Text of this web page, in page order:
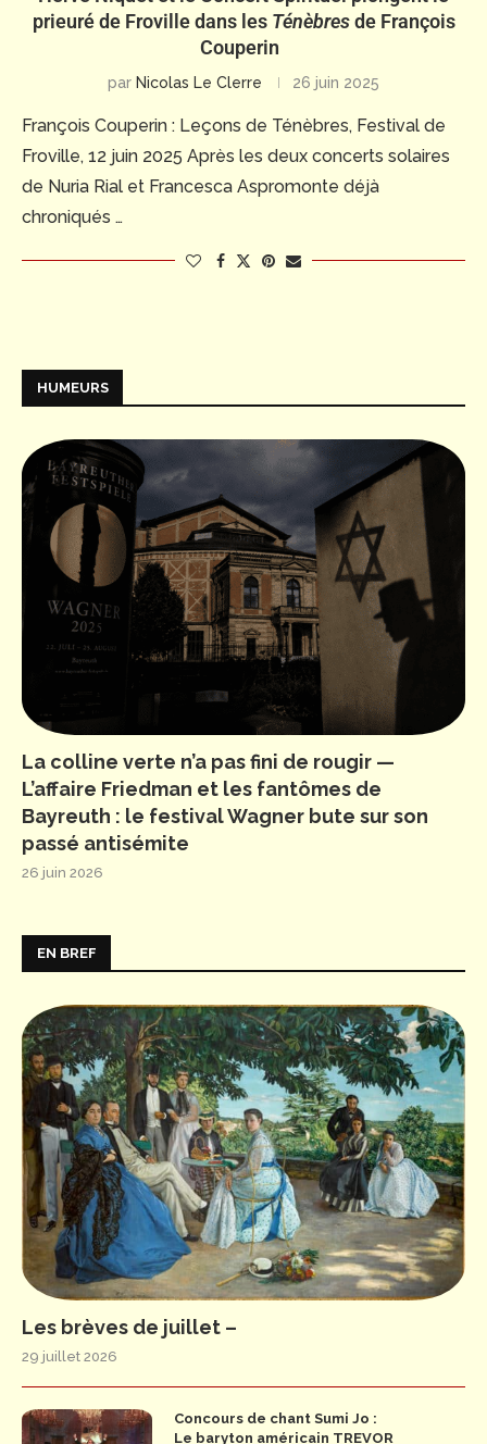
prieuré de Froville dans les Ténèbresde François
Couperin
par Nicolas Le Clerre 26 juin 2025
François Couperin : Leçons de Ténèbres, Festival de
Froville, 12 juin 2025 Après les deux concerts solaires
de Nuria Rial et Francesca Aspromonte déjà
chroniqués …
HUMEURS
La colline verte n’a pas fini de rougir —
L’affaire Friedman et les fantômes de
Bayreuth : le festival Wagner bute sur son
passé antisémite
26 juin 2026
EN BREF
Les brèves de juillet –
29 juillet 2026
Concours de chant Sumi Jo :
Le baryton américain TREVOR